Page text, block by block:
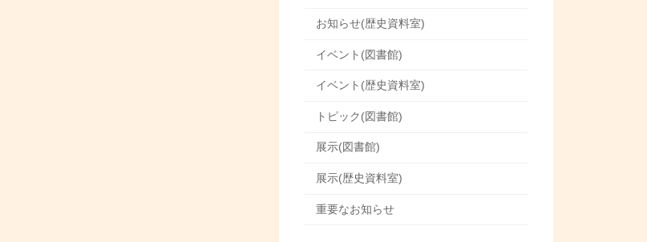
お知らせ(歴史資料室)
イベント(図書館)
イベント(歴史資料室)
トピック(図書館)
展示(図書館)
展示(歴史資料室)
重要なお知らせ